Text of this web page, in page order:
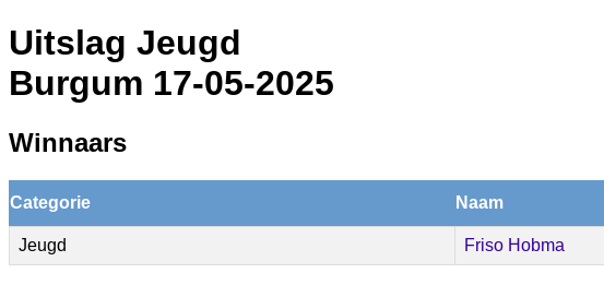
Uitslag Jeugd
Burgum 17-05-2025
Winnaars
Categorie Naam
Jeugd Friso Hobma